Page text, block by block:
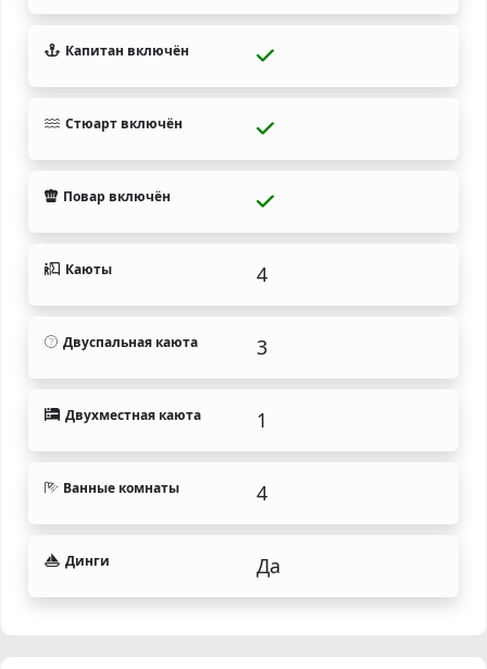
Капитан включён
Стюарт включён
Повар включён
Каюты 4
Двуспальная каюта 3
Двухместная каюта 1
Ванные комнаты 4
Динги Да